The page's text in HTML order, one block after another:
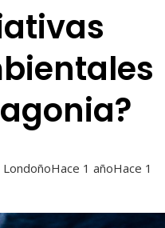
LondoñoHace 1 añoHace 1